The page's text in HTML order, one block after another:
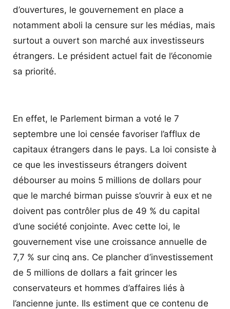
d’ouvertures, le gouvernement en place a
notamment aboli la censure sur les médias, mais
surtout a ouvert son marché aux investisseurs
étrangers. Le président actuel fait de l’économie
sa priorité.
En effet, le Parlement birman a voté le 7
septembre une loi censée favoriser l’afflux de
capitaux étrangers dans le pays. La loi consiste à
ce que les investisseurs étrangers doivent
débourser au moins 5 millions de dollars pour
que le marché birman puisse s’ouvrir à eux et ne
doivent pas contrôler plus de 49 % du capital
d’une société conjointe. Avec cette loi, le
gouvernement vise une croissance annuelle de
7,7 % sur cinq ans. Ce plancher d’investissement
de 5 millions de dollars a fait grincer les
conservateurs et hommes d’affaires liés à
l’ancienne junte. Ils estiment que ce contenu de